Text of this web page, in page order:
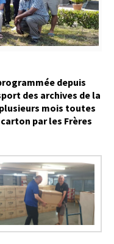
depuis
des archives de la
mois toutes
par les Frères